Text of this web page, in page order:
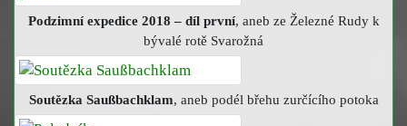
Podzimní expedice 2018 – díl první, aneb ze Železné Rudy k
bývalé rotě Svarožná
Soutězka Saußbachklam, aneb podél břehu zurčícího potoka